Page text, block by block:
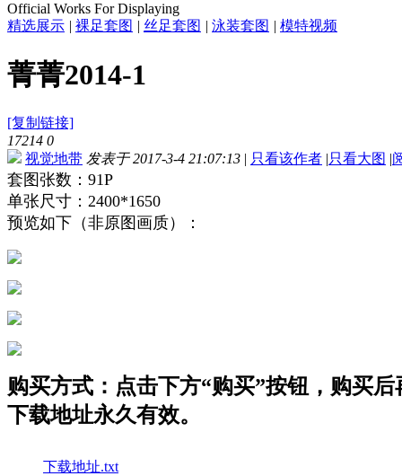
Official Works For Displaying
精选展示 | 裸足套图 | 丝足套图 | 泳装套图 | 模特视频
菁菁2014-1
[复制链接]
17214 0
视觉地带 发表于 2017-3-4 21:07:13 | 只看该作者 |只看大图 |
套图张数：91P
单张尺寸：2400*1650
预览如下（非原图画质）：
购买方式：点击下方“购买”按钮，购买
下载地址永久有效。
下载地址.txt